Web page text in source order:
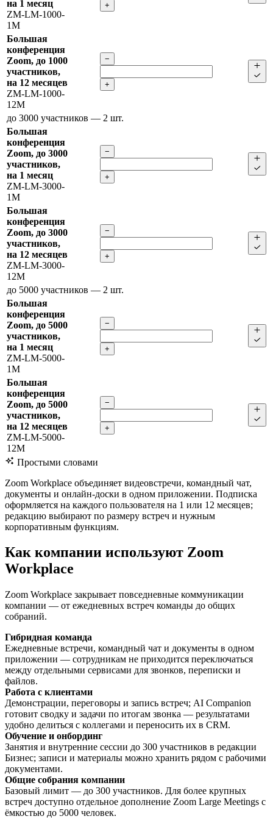
на 1 месяц
ZM-LM-1000-
1M
+
Большая
конференция
Zoom, до 1000
участников,
на 12 месяцев
ZM-LM-1000-
12M
−
+
до 3000 участников — 2 шт.
Большая
конференция
Zoom, до 3000
участников,
на 1 месяц
ZM-LM-3000-
1M
−
+
Большая
конференция
Zoom, до 3000
участников,
на 12 месяцев
ZM-LM-3000-
12M
−
+
до 5000 участников — 2 шт.
Большая
конференция
Zoom, до 5000
участников,
на 1 месяц
ZM-LM-5000-
1M
−
+
Большая
конференция
Zoom, до 5000
участников,
на 12 месяцев
ZM-LM-5000-
12M
−
+
Простыми словами
Zoom Workplace объединяет видеовстречи, командный чат,
документы и онлайн-доски в одном приложении. Подписка
оформляется на каждого пользователя на 1 или 12 месяцев;
редакцию выбирают по размеру встреч и нужным
корпоративным функциям.
Как компании используют Zoom
Workplace
Zoom Workplace закрывает повседневные коммуникации
компании — от ежедневных встреч команды до общих
собраний.
Гибридная команда
Ежедневные встречи, командный чат и документы в одном
приложении — сотрудникам не приходится переключаться
между отдельными сервисами для звонков, переписки и
файлов.
Работа с клиентами
Демонстрации, переговоры и запись встреч; AI Companion
готовит сводку и задачи по итогам звонка — результатами
удобно делиться с коллегами и переносить их в CRM.
Обучение и онбординг
Занятия и внутренние сессии до 300 участников в редакции
Бизнес; записи и материалы можно хранить рядом с рабочими
документами.
Общие собрания компании
Базовый лимит — до 300 участников. Для более крупных
встреч доступно отдельное дополнение Zoom Large Meetings с
ёмкостью до 5000 человек.